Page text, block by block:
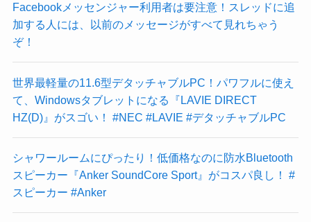
Facebookメッセンジャー利用者は要注意！スレッドに追
加する人には、以前のメッセージがすべて見れちゃう
ぞ！
世界最軽量の11.6型デタッチャブルPC！パワフルに使え
て、Windowsタブレットになる『LAVIE DIRECT
HZ(D)』がスゴい！ #NEC #LAVIE #デタッチャブルPC
シャワールームにぴったり！低価格なのに防水Bluetooth
スピーカー『Anker SoundCore Sport』がコスパ良し！ #
スピーカー #Anker